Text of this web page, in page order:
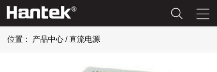
位置： 产品中心 /直流电源